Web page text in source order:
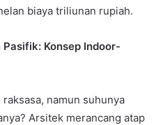
biaya triliunan rupiah.
Konsep Indoor-
namun suhunya
Arsitek merancang atap